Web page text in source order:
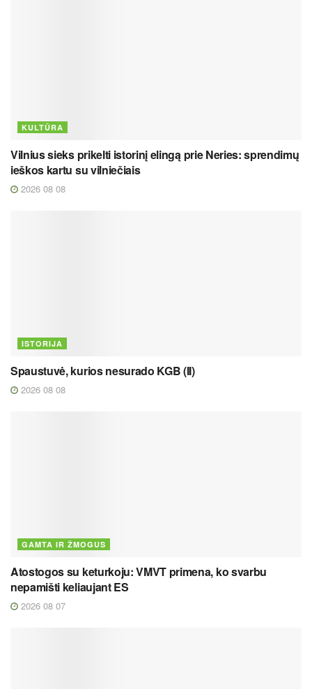
KULTŪRA
Vilnius sieks prikelti istorinį elingą prie Neries: sprendimų
ieškos kartu su vilniečiais
2026 08 08
ISTORIJA
Spaustuvė, kurios nesurado KGB (II)
2026 08 08
GAMTA IR ŽMOGUS
Atostogos su keturkoju: VMVT primena, ko svarbu
nepamišti keliaujant ES
2026 08 07